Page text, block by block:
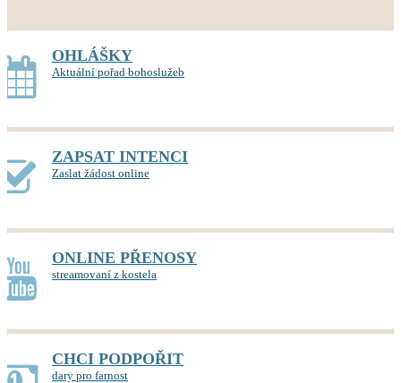
OHLÁŠKY
Aktuální pořad bohoslužeb
ZAPSAT INTENCI
Zaslat žádost online
ONLINE PŘENOSY
streamovaní z kostela
CHCI PODPOŘIT
dary pro farnost